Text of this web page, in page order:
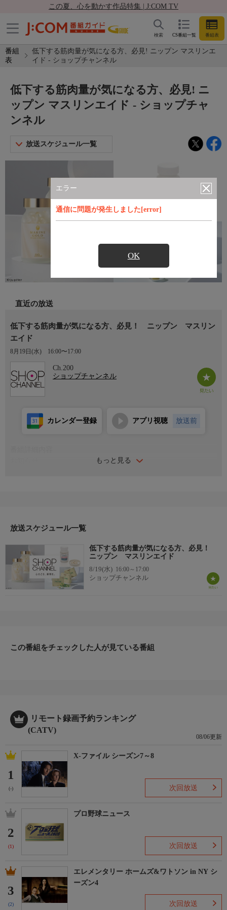
この夏、心を動かす作品特集 | J:COM TV
CS番組一覧 番組表
検索
番組
表
低下する筋肉量が気になる方、必見! ニップン マスリンエ
イド - ショップチャンネル
エラー
通信に問題が発生しました[error]
OK
低下する筋肉量が気になる方、必見! ニ
ップン マスリンエイド - ショップチャ
ンネル
放送スケジュール一覧
直近の放送
低下する筋肉量が気になる方、必見！ ニップン マスリン
エイド
8月19日(水) 16:00〜17:00
Ch.200
ショップチャンネル
もっと見る
カレンダー登録 アプリ視聴 放送前
＊ライブ放送につき、番組および商品内容に変更が生じる場合も
ＨＰ：https://www.shopch.jp
放送スケジュール一覧
低下する筋肉量が気になる方、必見！
ニップン マスリンエイド
8/19(水) 16:00～17:00
ショップチャンネル
この番組をチェックした人が見ている番組
リモート録画予約ランキング
(CATV)
08/06更新
1
(-)
X-ファイル シーズン7～8
次回放送
2
(1)
プロ野球ニュース
次回放送
3
(2)
エレメンタリー ホームズ&ワトソン in NY シ
ーズン4
次回放送